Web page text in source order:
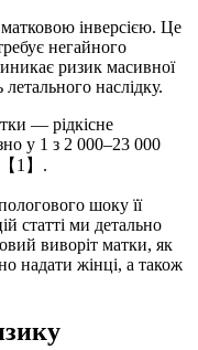
інверсією. Це
негайного
ризик масивної
летального наслідку.
— рідкісне
у 1 з 2 000–23 000
1】.
шоку її
статті ми детально
виворіт матки, як
надати жінці, а також